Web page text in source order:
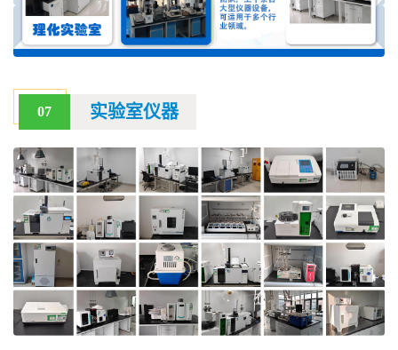
07 实验室仪器